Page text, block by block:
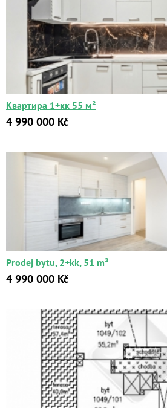
Квартиры
Дома
Новостройки
Коммерческие объекты
Город:
Площадь:
Kč
Расширенный поиск
Квартира 1+кк 55 м²
4 990 000 Kč
Prodej bytu, 2+kk, 51 m²
4 990 000 Kč